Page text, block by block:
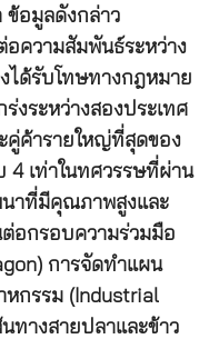
ข้อมูลดังกล่าว
อความสัมพันธ์ระหว่าง
ได้รับโทษทางกฎหมาย
งระหว่างสองประเทศ
คู่ค้ารายใหญ่ที่สุดของ
4 เท่าในทศวรรษที่ผ่าน
าที่มีคุณภาพสูงและ
ต่อกรอบความร่วมมือ
การจัดทำแผน
กรรม (Industrial
ทางสายปลาและข้าว